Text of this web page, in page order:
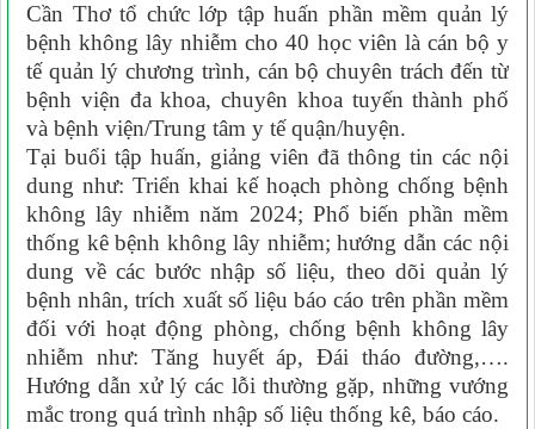
Cần Thơ tổ chức lớp tập huấn phần mềm quản lý
bệnh không lây nhiễm cho 40 học viên là cán bộ y
tế quản lý chương trình, cán bộ chuyên trách đến từ
bệnh viện đa khoa, chuyên khoa tuyến thành phố
và bệnh viện/Trung tâm y tế quận/huyện.
Tại buổi tập huấn, giảng viên đã thông tin các nội
dung như: Triển khai kế hoạch phòng chống bệnh
không lây nhiễm năm 2024; Phổ biến phần mềm
thống kê bệnh không lây nhiễm; hướng dẫn các nội
dung về các bước nhập số liệu, theo dõi quản lý
bệnh nhân, trích xuất số liệu báo cáo trên phần mềm
đối với hoạt động phòng, chống bệnh không lây
nhiễm như: Tăng huyết áp, Đái tháo đường,….
Hướng dẫn xử lý các lỗi thường gặp, những vướng
mắc trong quá trình nhập số liệu thống kê, báo cáo.